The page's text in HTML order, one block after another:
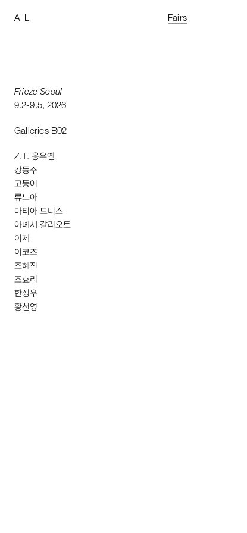
A–L Fairs
Frieze Seoul
9.2-9.5, 2026
Galleries B02
Z. T . 응우옌
강동주
고등어
류노아
마티아 드니스
아녜세 갈리오토
이제
이코즈
조혜진
조효리
한성우
황선영